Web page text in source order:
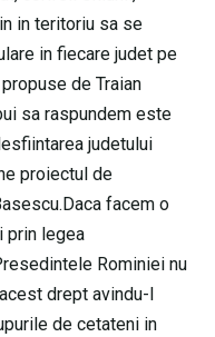
in teritoriu sa se
in fiecare judet pe
de Traian
sa raspundem este
judetului
proiectul de
facem o
prin legea
Rominiei nu
drept avindu-l
de cetateni in